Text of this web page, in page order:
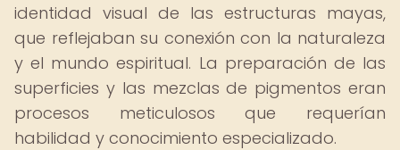
identidad visual de las estructuras mayas,
que reflejaban su conexión con la naturaleza
y el mundo espiritual. La preparación de las
superficies y las mezclas de pigmentos eran
procesos meticulosos que requerían
habilidad y conocimiento especializado.